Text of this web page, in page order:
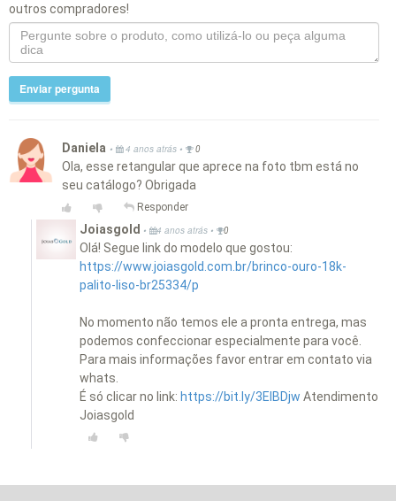
outros compradores!
Enviar pergunta
Daniela • 4 anos atrás • 0
Ola, esse retangular que aprece na foto tbm está no
seu catálogo? Obrigada
Responder
Joiasgold • 4 anos atrás • 0
Olá! Segue link do modelo que gostou:
https://www.joiasgold.com.br/brinco-ouro-18k-
palito-liso-br25334/p
No momento não temos ele a pronta entrega, mas
podemos confeccionar especialmente para você.
Para mais informações favor entrar em contato via
whats.
É só clicar no link: https://bit.ly/3EIBDjw Atendimento
Joiasgold